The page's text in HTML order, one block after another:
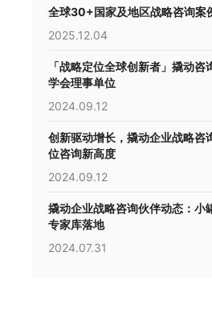
全球30+国家及地区战略咨询案
2025.12.04
「战略定位全球创新者」撬动
学会理事单位
2024.09.12
创新驱动增长，撬动企业战略咨
位咨询新高度
2024.09.12
撬动企业战略咨询伙伴动态：小
专家库落地
2024.07.31